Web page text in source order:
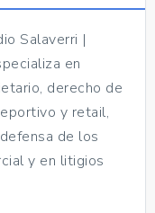
Salaverri |
en
derecho de
y retail,
de los
y en litigios